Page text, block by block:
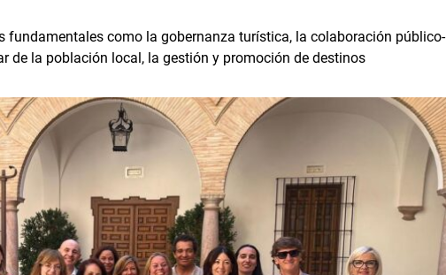
fundamentales como la gobernanza turística, la colaboración público-
de la población local, la gestión y promoción de destinos